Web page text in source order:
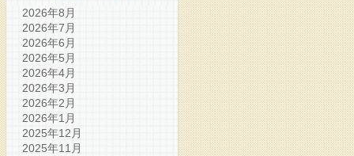
2026年8月
2026年7月
2026年6月
2026年5月
2026年4月
2026年3月
2026年2月
2026年1月
2025年12月
2025年11月